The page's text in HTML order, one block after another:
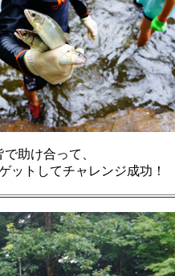
で助け合って、
ットしてチャレンジ成功！